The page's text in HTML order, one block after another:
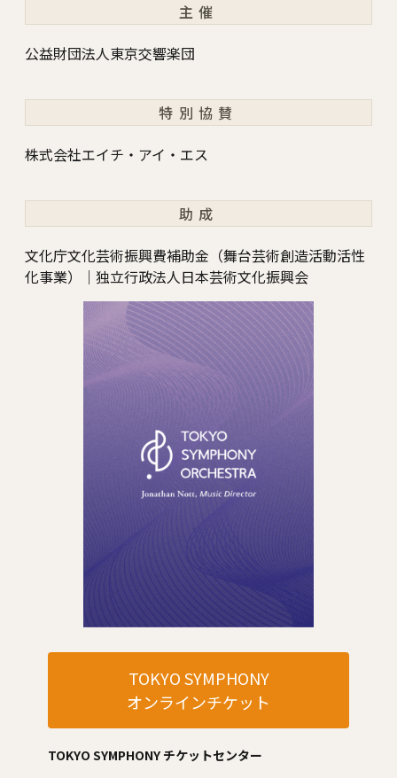
主催
公益財団法人東京交響楽団
特別協賛
株式会社エイチ・アイ・エス
助成
文化庁文化芸術振興費補助金（舞台芸術創造活動活性
化事業）｜独立行政法人日本芸術文化振興会
TOKYO SYMPHONY
オンラインチケット
TOKYO SYMPHONY チケットセンター